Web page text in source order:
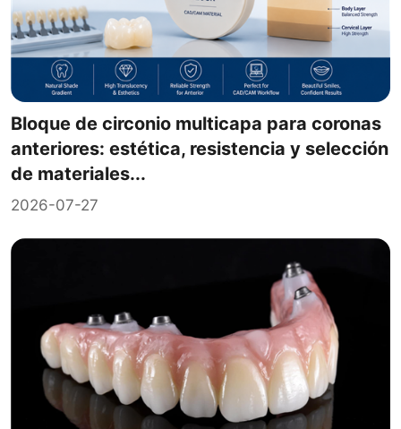
Bloque de circonio multicapa para coronas
anteriores: estética, resistencia y selección
de materiales...
2026-07-27